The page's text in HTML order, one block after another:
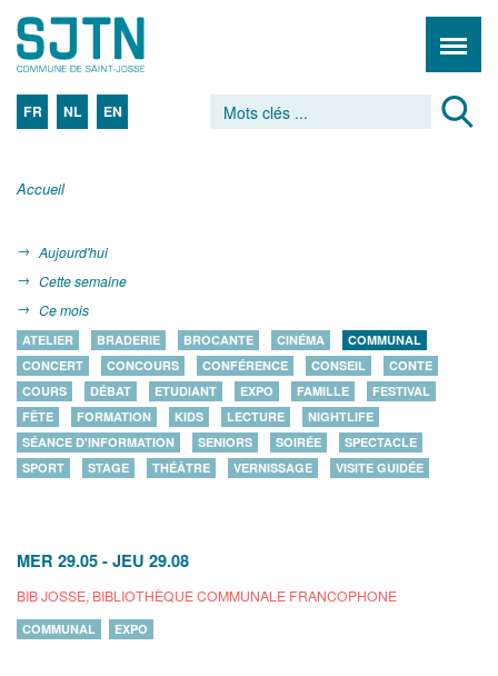
FR NL EN
Accueil
Aujourd'hui
Cette semaine
Ce mois
ATELIER BRADERIE BROCANTE CINÉMA
COMMUNAL
CONCERT
CONCOURS CONFÉRENCE CONSEIL
CONTE
COURS
DÉBAT ETUDIANT EXPO FAMILLE
FESTIVAL
FÊTE
FORMATION KIDS LECTURE
NIGHTLIFE
SÉANCE D'INFORMATION
SENIORS SOIRÉE
SPECTACLE
SPORT
STAGE THÉÂTRE VERNISSAGE VISITE GUIDÉE
MER 29.05 - JEU 29.08
BIB JOSSE, BIBLIOTHÈQUE COMMUNALE FRANCOPHONE
COMMUNAL EXPO